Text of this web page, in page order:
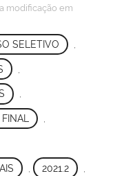
modificação em
SELETIVO
,
2021.2